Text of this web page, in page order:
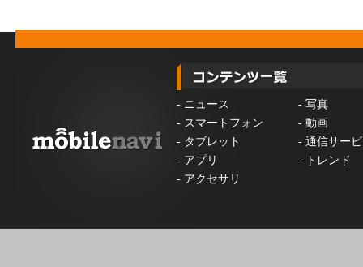
- ニュース - 写真
- スマートフォン - 動画
- タブレット - 通信サー
- アプリ -
トレンド
- アクセサリ